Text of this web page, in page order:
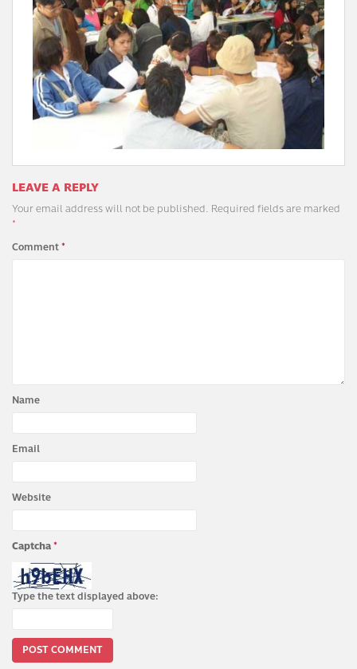
LEAVE A REPLY
Your email address will not be published. Required fields are marked
*
Comment*
Name
Email
Website
Captcha*
Type the text displayed above: